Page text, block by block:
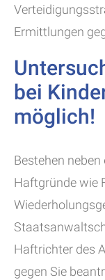
Ermittlungen
bei
möglich!
Bestehen
Haftgründe wie
Haftrichter des
gegen Sie